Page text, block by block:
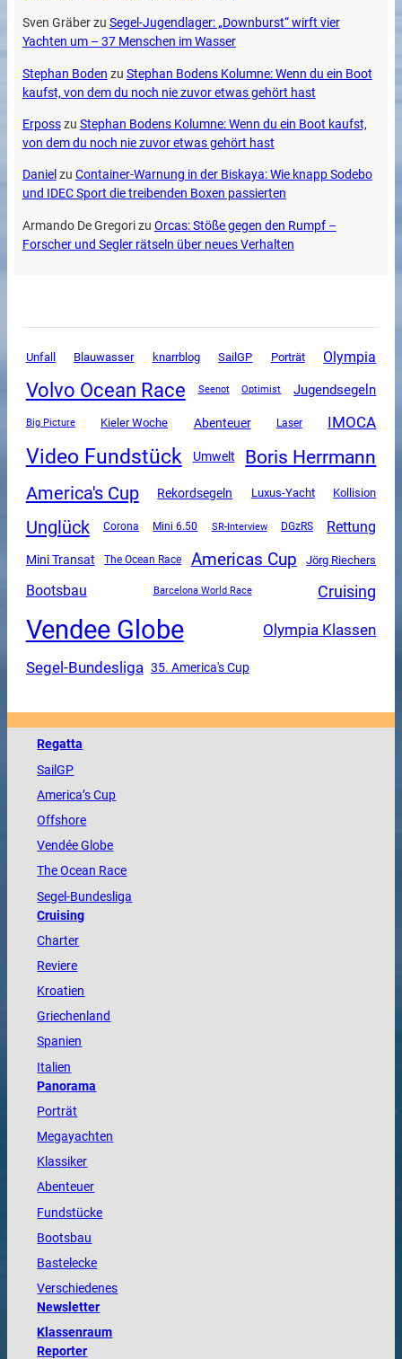
Sven Gräberzu Segel-Jugendlager: „Downburst“ wirft vier
Yachten um – 37 Menschen im Wasser
Stephan Boden zu Stephan Bodens Kolumne: Wenn du ein Boot
kaufst, von dem du noch nie zuvor etwas gehört hast
Erposszu Stephan Bodens Kolumne: Wenn du ein Boot kaufst,
von dem du noch nie zuvor etwas gehört hast
Danielzu Container-Warnung in der Biskaya: Wie knapp Sodebo
und IDEC Sport die treibenden Boxen passierten
Armando De Gregorizu Orcas: Stöße gegen den Rumpf –
Forscher und Segler rätseln über neues Verhalten
Unfall Blauwasser knarrblog SailGP Porträt Olympia
Volvo Ocean Race Seenot Optimist Jugendsegeln
Big Picture Kieler Woche Abenteuer Laser IMOCA
Video Fundstück Umwelt Boris Herrmann
America's Cup Rekordsegeln Luxus-Yacht Kollision
Unglück Corona Mini 6.50 SR-Interview DGzRS Rettung
Mini Transat The Ocean Race Americas Cup Jörg Riechers
Bootsbau Barcelona World Race Cruising
Vendee Globe Olympia Klassen
Segel-Bundesliga 35. America's Cup
Regatta
SailGP
America’s Cup
Offshore
VendéeGlobe
TheOcean Race
Segel-Bundesliga
Cruising
Charter
Reviere
Kroatien
Griechenland
Spanien
Italien
Panorama
Porträt
Megayachten
Klassiker
Abenteuer
Fundstücke
Bootsbau
Bastelecke
Verschiedenes
Newsletter
Klassenraum
Reporter